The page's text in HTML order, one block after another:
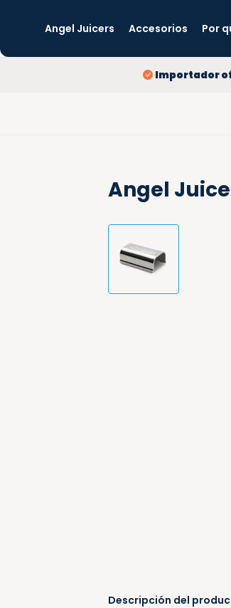
Angel Juicers Accesorios Por
Importador
Angel
Descripción del